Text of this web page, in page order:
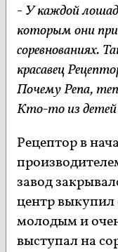
-У каждой
которым они
соревнованиях.
красавец
Почему Репа,
Кто-то из детей
Рецептор в
завод
центр выкупил
молодым и
выступал на